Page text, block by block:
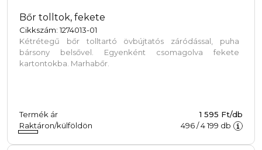
Bőr tolltok, fekete
Cikkszám: 1274013-01
Kétrétegű bőr tolltartó övbújtatós záródással, puha
bársony belsővel. Egyenként csomagolva fekete
kartontokba. Marhabőr.
Termék ár
1 595 Ft/db
Raktáron/külföldön
496/4 199 db